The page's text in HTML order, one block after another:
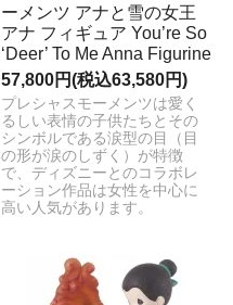
ーメンツ アナと雪の女王
アナ フィギュア You’re So
‘Deer’ To Me Anna Figurine
57,800円(税込63,580円)
プレシャスモーメンツは愛く
るしい表情の子供たちとその
シンボルである涙型の目（目
の形が涙のしずく）が特徴
で、ディズニーとのコラボレ
ーション作品は女性を中心に
高い人気があります。